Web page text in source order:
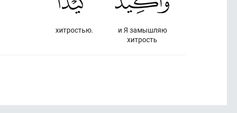
и Я замышляю
хитрость
хитростью.